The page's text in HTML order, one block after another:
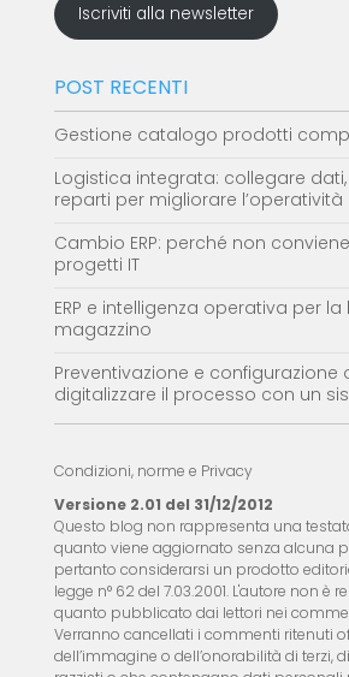
Iscriviti alla newsletter
POST RECENTI
Gestione catalogo prodotti
Logistica integrata: collegare
reparti per migliorare l’operatività
Cambio ERP: perché non
progetti IT
ERP e intelligenza operativa per
magazzino
Preventivazione e configurazione
digitalizzare il processo con un
Condizioni, norme e Privacy
Versione 2.01 del 31/12/2012
Questo blog non rappresenta una
quanto viene aggiornato senza alcuna
pertanto considerarsi un prodotto
legge n° 62 del 7.03.2001. L'autore non è
quanto pubblicato dai lettori nei
Verranno cancellati i commenti ritenuti
dell’immagine o dell’onorabilità di terzi,